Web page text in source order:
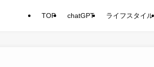
TOP chatGPT ライフスタイル